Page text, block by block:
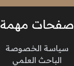
صفحات مهمة
سياسة الخصوصة
الباحث العلمي